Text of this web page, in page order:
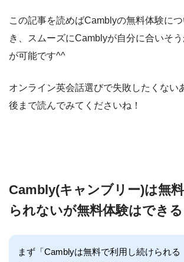
この記事を読めばCamblyの無料体験に
き、スムーズにCamblyが自分に合いそ
が可能です^^
オンライン英会話選びで失敗したくない
後まで読んでみてくださいね！
Cambly(キャンブリー)は無
られないが無料体験はできる
まず「Camblyは無料で利用し続けられる